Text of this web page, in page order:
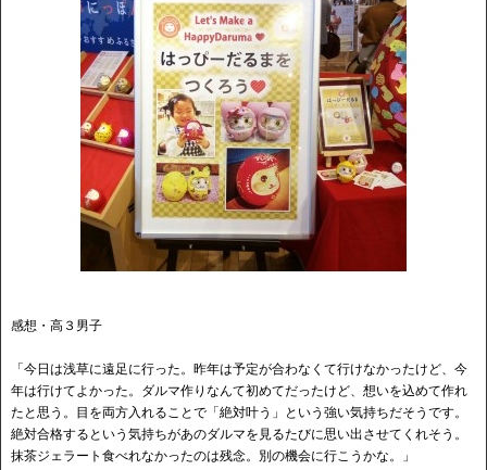
感想・高３男子
「今日は浅草に遠足に行った。昨年は予定が合わなくて行けなかったけど、今
年は行けてよかった。ダルマ作りなんて初めてだったけど、想いを込めて作れ
たと思う。目を両方入れることで「絶対叶う」という強い気持ちだそうです。
絶対合格するという気持ちがあのダルマを見るたびに思い出させてくれそう。
抹茶ジェラート食べれなかったのは残念。別の機会に行こうかな。」